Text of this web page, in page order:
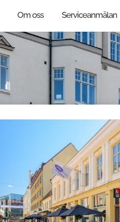
Om oss Serviceanmälan